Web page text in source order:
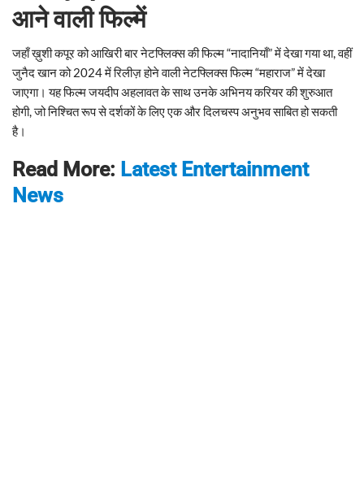
आने वाली फिल्में
जहाँ ख़ुशी कपूर को आखिरी बार नेटफ्लिक्स की फिल्म “नादानियाँ” में देखा गया था, वहीं
जुनैद खान को 2024 में रिलीज़ होने वाली नेटफ्लिक्स फिल्म “महाराज” में देखा
जाएगा। यह फिल्म जयदीप अहलावत के साथ उनके अभिनय करियर की शुरुआत
होगी, जो निश्चित रूप से दर्शकों के लिए एक और दिलचस्प अनुभव साबित हो सकती
है।
Read More: Latest Entertainment
News